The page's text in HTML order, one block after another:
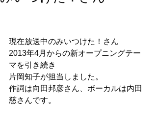
現在放送中のみいつけた！さん
2013年4月からの新オープニングテー
マを引き続き
片岡知子が担当しました。
作詞は向田邦彦さん、ボーカルは内田
慈さんです。